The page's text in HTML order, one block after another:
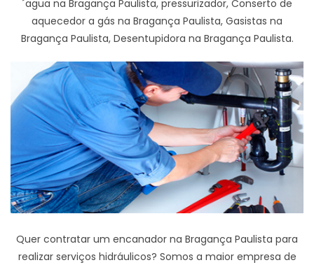
´agua na Bragança Paulista, pressurizador, Conserto de
aquecedor a gás na Bragança Paulista, Gasistas na
Bragança Paulista, Desentupidora na Bragança Paulista.
Quer contratar um encanador na Bragança Paulista para
realizar serviços hidráulicos? Somos a maior empresa de